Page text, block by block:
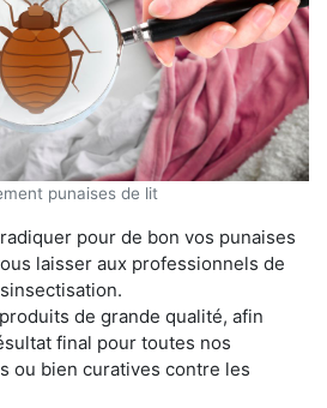
punaises de lit
pour de bon vos punaises
laisser aux professionnels de
de grande qualité, afin
final pour toutes nos
ou bien curatives contre les